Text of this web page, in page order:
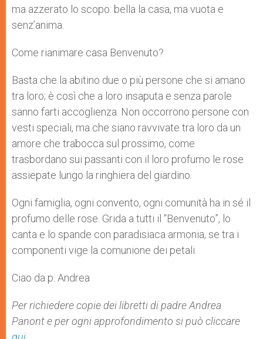
ma azzerato lo scopo: bella la casa, ma vuota e
senz’anima.
Come rianimare casa Benvenuto?
Basta che la abitino due o più persone che si amano
tra loro; è così che a loro insaputa e senza parole
sanno farti accoglienza. Non occorrono persone con
vesti speciali, ma che siano ravvivate tra loro da un
amore che trabocca sul prossimo, come
trasbordano sui passanti con il loro profumo le rose
assiepate lungo la ringhiera del giardino.
Ogni famiglia, ogni convento, ogni comunità ha in sé il
profumo delle rose. Grida a tutti il “Benvenuto”, lo
canta e lo spande con paradisiaca armonia, se tra i
componenti vige la comunione dei petali.
Ciao da p. Andrea
Per richiedere copie dei libretti di padre Andrea
Panont e per ogni approfondimento si può cliccare